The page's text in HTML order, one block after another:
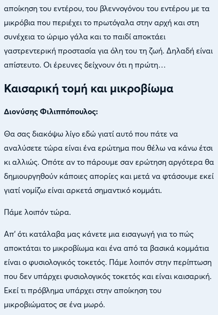
αποίκηση του εντέρου, του βλεννογόνου του εντέρου με τα
μικρόβια που περιέχει το πρωτόγαλα στην αρχή και στη
συνέχεια το ώριμο γάλα και το παιδί αποκτάει
γαστρεντερική προστασία για όλη του τη ζωή. Δηλαδή είναι
απίστευτο. Οι έρευνες δείχνουν ότι η πρώτη…
Καισαρική τομή και μικροβίωμα
Διονύσης Φιλιππόπουλος:
Θα σας διακόψω λίγο εδώ γιατί αυτό που πάτε να
αναλύσετε τώρα είναι ένα ερώτημα που θέλω να κάνω έτσι
κι αλλιώς. Οπότε αν το πάρουμε σαν ερώτηση αργότερα θα
δημιουργηθούν κάποιες απορίες και μετά να φτάσουμε εκεί
γιατί νομίζω είναι αρκετά σημαντικό κομμάτι.
Πάμε λοιπόν τώρα.
Απ’ ότι κατάλαβα μας κάνετε μια εισαγωγή για το πώς
αποκτάται το μικροβίωμα και ένα από τα βασικά κομμάτια
είναι ο φυσιολογικός τοκετός. Πάμε λοιπόν στην περίπτωση
που δεν υπάρχει φυσιολογικός τοκετός και είναι καισαρική.
Εκεί τι πρόβλημα υπάρχει στην αποίκηση του
μικροβιώματος σε ένα μωρό.